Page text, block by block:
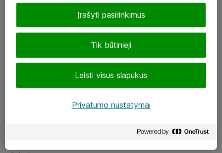
LinkedIn
Tik būtinieji
Leisti visus slapukus
Įrašyti pasirinkimus
Privatumo nustatymai